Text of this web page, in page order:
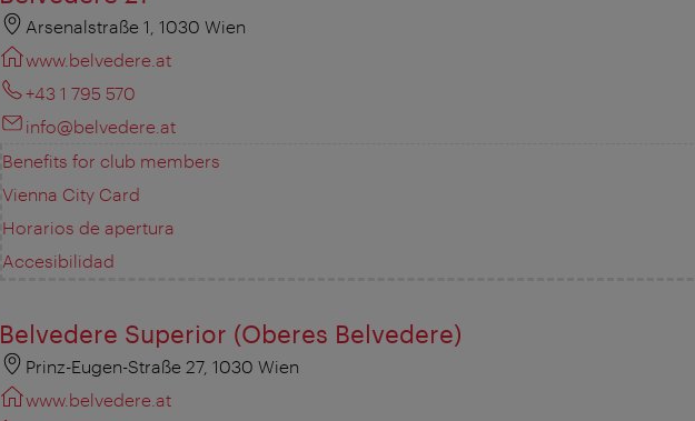
Arsenalstraße 1, 1030 Wien
www.belvedere.at
+43 1 795 570
info@belvedere.at
Benefits for club members
Vienna City Card
Horarios de apertura
Accesibilidad
Belvedere Superior (Oberes Belvedere)
Prinz-Eugen-Straße 27, 1030 Wien
www.belvedere.at